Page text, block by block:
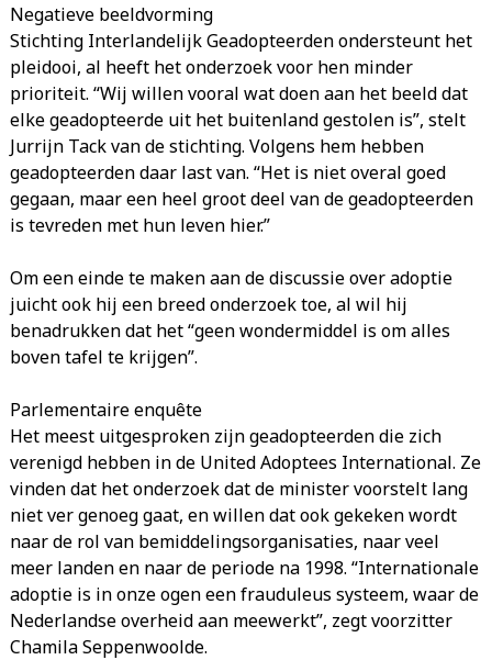
Negatieve beeldvorming
Stichting Interlandelijk Geadopteerden ondersteunt het
pleidooi, al heeft het onderzoek voor hen minder
prioriteit. “Wij willen vooral wat doen aan het beeld dat
elke geadopteerde uit het buitenland gestolen is”, stelt
Jurrijn Tack van de stichting. Volgens hem hebben
geadopteerden daar last van. “Het is niet overal goed
gegaan, maar een heel groot deel van de geadopteerden
is tevreden met hun leven hier.”
Om een einde te maken aan de discussie over adoptie
juicht ook hij een breed onderzoek toe, al wil hij
benadrukken dat het “geen wondermiddel is om alles
boven tafel te krijgen”.
Parlementaire enquête
Het meest uitgesproken zijn geadopteerden die zich
verenigd hebben in de United Adoptees International. Ze
vinden dat het onderzoek dat de minister voorstelt lang
niet ver genoeg gaat, en willen dat ook gekeken wordt
naar de rol van bemiddelingsorganisaties, naar veel
meer landen en naar de periode na 1998. “Internationale
adoptie is in onze ogen een frauduleus systeem, waar de
Nederlandse overheid aan meewerkt”, zegt voorzitter
Chamila Seppenwoolde.